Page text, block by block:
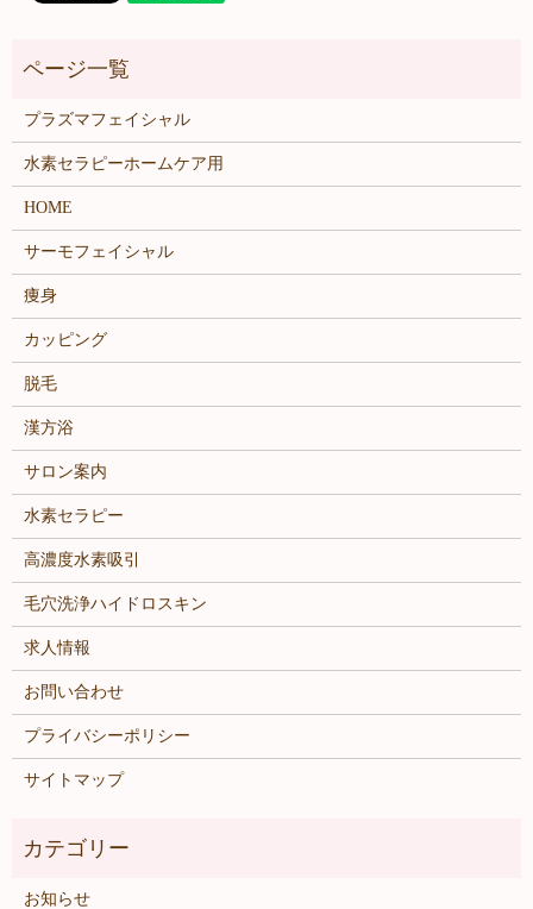
プラズマフェイシャル
水素セラピーホームケア用
HOME
サーモフェイシャル
痩身
カッピング
脱毛
漢方浴
サロン案内
水素セラピー
高濃度水素吸引
毛穴洗浄ハイドロスキン
求人情報
お問い合わせ
プライバシーポリシー
サイトマップ
お知らせ